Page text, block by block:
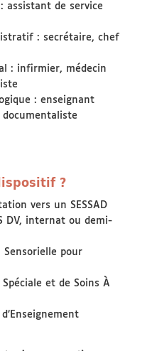
assistant de service
: secrétaire, chef
: infirmier, médecin
: enseignant
?
vers un SESSAD
DV, internat ou demi-
Sensorielle pour
Spéciale et de Soins À